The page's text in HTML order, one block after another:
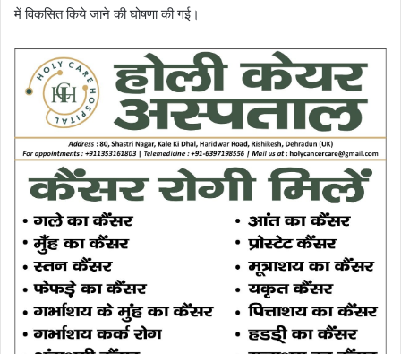
में विकसित किये जाने की घोषणा की गई।